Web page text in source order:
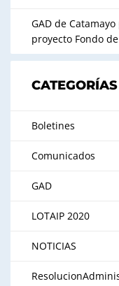
GAD de
proyecto Fondo
CATEGORÍAS
Boletines
Comunicados
GAD
LOTAIP 2020
NOTICIAS